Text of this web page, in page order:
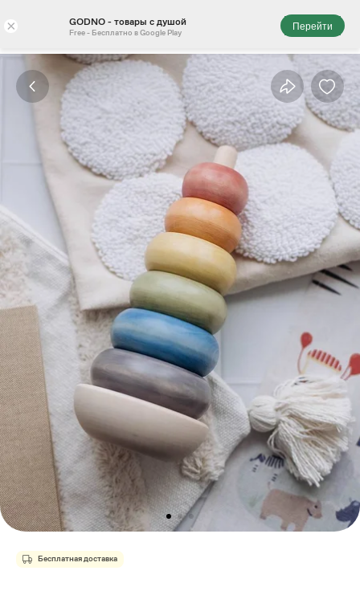
× GODNO - товары с душой
Free - Бесплатно в Google Play
Перейти
Бесплатная доставка